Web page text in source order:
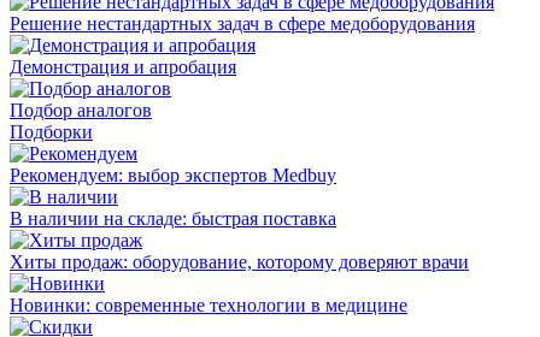
Решение нестандартных задач в сфере медоборудования
Демонстрация и апробация
Подбор аналогов
Подборки
Рекомендуем: выбор экспертов Medbuy
В наличии на складе: быстрая поставка
Хиты продаж: оборудование, которому доверяют врачи
Новинки: современные технологии в медицине